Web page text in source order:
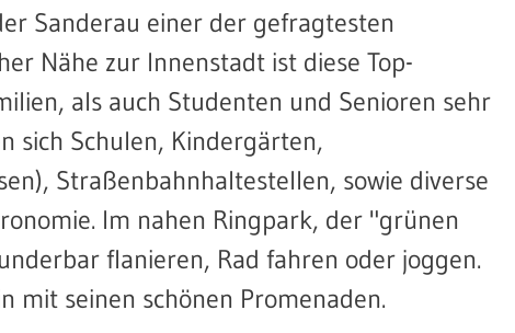
Sanderau einer der gefragtesten
Nähe zur Innenstadt ist diese Top-
als auch Studenten und Senioren sehr
sich Schulen, Kindergärten,
Straßenbahnhaltestellen, sowie diverse
Im nahen Ringpark, der "grünen
flanieren, Rad fahren oder joggen.
mit seinen schönen Promenaden.